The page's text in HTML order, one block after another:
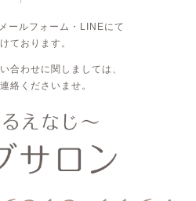
ールフォーム・LINEにて
ております。
合わせに関しましては、
絡くださいませ。